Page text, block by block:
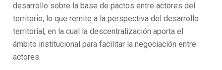
desarrollo sobre la base de pactos entre actores del
territorio, lo que remite a la perspectiva del desarrollo
territorial, en la cual la descentralización aporta el
ámbito institucional para facilitar la negociación entre
actores.